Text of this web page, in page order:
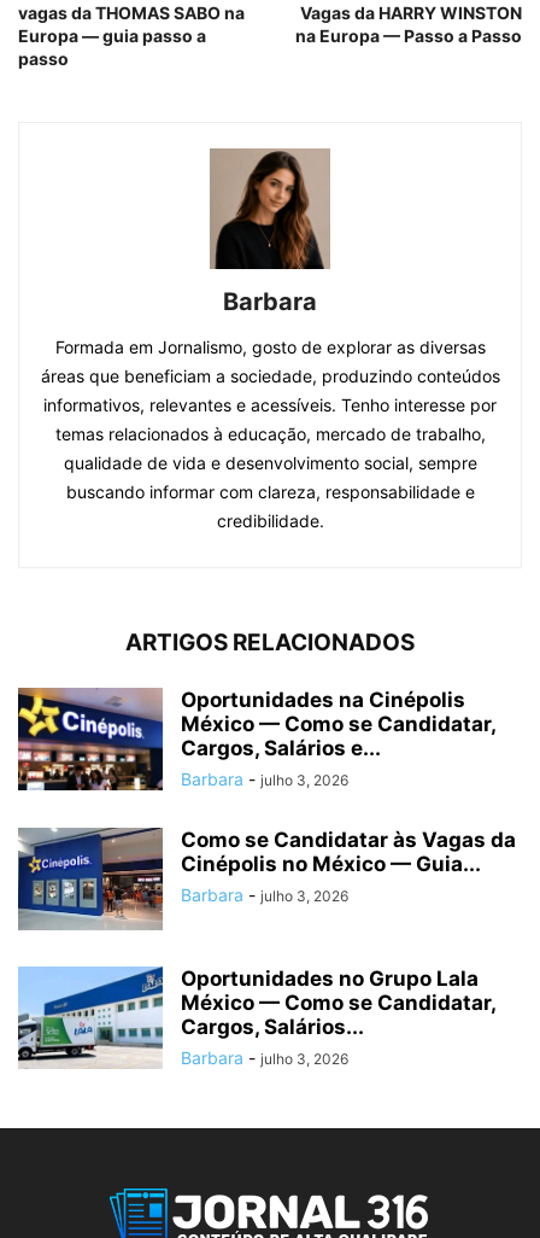
vagas da THOMAS SABO na
Europa — guia passo a
passo
Vagas da HARRY WINSTON
na Europa — Passo a Passo
Barbara
Formada em Jornalismo, gosto de explorar as diversas
áreas que beneficiam a sociedade, produzindo conteúdos
informativos, relevantes e acessíveis. Tenho interesse por
temas relacionados à educação, mercado de trabalho,
qualidade de vida e desenvolvimento social, sempre
buscando informar com clareza, responsabilidade e
credibilidade.
ARTIGOS RELACIONADOS
Oportunidades na Cinépolis
México — Como se Candidatar,
Cargos, Salários e...
Barbara - julho 3, 2026
Como se Candidatar às Vagas da
Cinépolis no México — Guia...
Barbara - julho 3, 2026
Oportunidades no Grupo Lala
México — Como se Candidatar,
Cargos, Salários...
Barbara - julho 3, 2026